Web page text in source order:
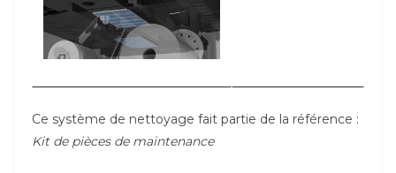
Ce système de nettoyage fait partie de la référence :
Kit de pièces de maintenance